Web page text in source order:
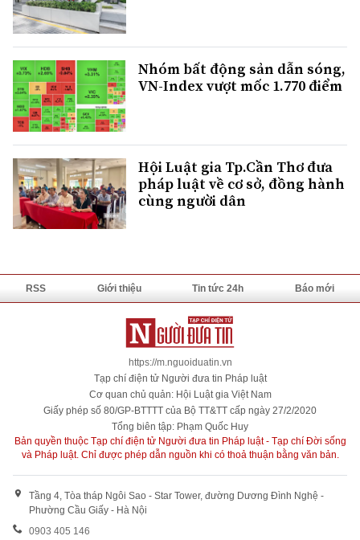
Nhóm bất động sản dẫn sóng,
VN-Index vượt mốc 1.770 điểm
Hội Luật gia Tp.Cần Thơ đưa
pháp luật về cơ sở, đồng hành
cùng người dân
RSS Giới thiệu Tin tức 24h Báo mới
https://m.nguoiduatin.vn
Tạp chí điện tử Người đưa tin Pháp luật
Cơ quan chủ quản: Hội Luật gia Việt Nam
Giấy phép số 80/GP-BTTTT của Bộ TT&TT cấp ngày 27/2/2020
Tổng biên tập: Phạm Quốc Huy
Bản quyền thuộc Tạp chí điện tử Người đưa tin Pháp luật - Tạp chí Đời sống
và Pháp luật. Chỉ được phép dẫn nguồn khi có thoả thuận bằng văn bản.
Tầng 4, Tòa tháp Ngôi Sao - Star Tower, đường Dương Đình Nghệ -
Phường Cầu Giấy - Hà Nội
0903 405 146